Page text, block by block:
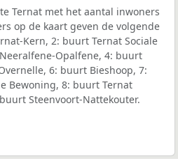
Ternat met het aantal inwoners
op de kaart geven de volgende
Kern, 2: buurt Ternat Sociale
Opalfene, 4: buurt
6: buurt Bieshoop, 7:
Bewoning, 8: buurt Ternat
Steenvoort-Nattekouter.